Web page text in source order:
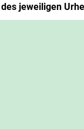
jeweiligen